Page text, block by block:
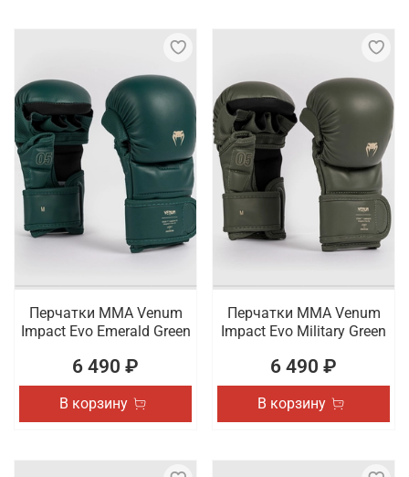
Перчатки ММА Venum
Impact Evo Emerald Green
6 490 ₽
В корзину
Перчатки ММА Venum
Impact Evo Military Green
6 490 ₽
В корзину